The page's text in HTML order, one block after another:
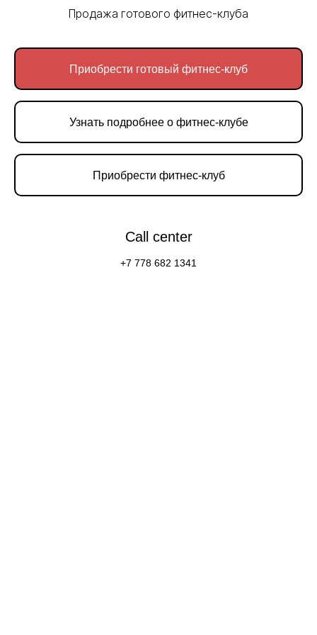
Продажа готового фитнес-клуба
Приобрести готовый фитнес-клуб
Узнать подробнее о фитнес-клубе
Приобрести фитнес-клуб
Call center
+7 778 682 1341